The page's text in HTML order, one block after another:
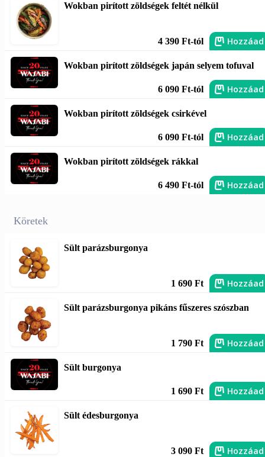
Wokban pirított zöldségek feltét nélkül
4 390 Ft-tól Hozzáad
Wokban pirított zöldségek japán selyem tofuval
6 090 Ft-tól Hozzáad
Wokban pirított zöldségek csirkével
6 090 Ft-tól Hozzáad
Wokban pirított zöldségek rákkal
6 490 Ft-tól Hozzáad
Köretek
Sült parázsburgonya
1 690 Ft Hozzáad
Sült parázsburgonya pikáns fűszeres szószban
1 790 Ft Hozzáad
Sült burgonya
1 690 Ft Hozzáad
Sült édesburgonya
3 090 Ft Hozzáad